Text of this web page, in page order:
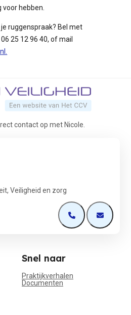
voor hebben.
ruggenspraak? Bel met
25 12 96 40, of mail
contact op met Nicole.
Veiligheid en zorg
Open deOpen de
Snel naar
Praktijkverhalen
Documenten